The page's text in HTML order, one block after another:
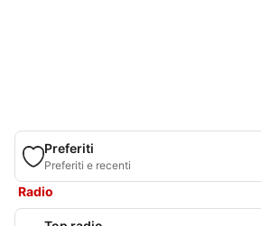
Preferiti
Preferiti e recenti
Radio